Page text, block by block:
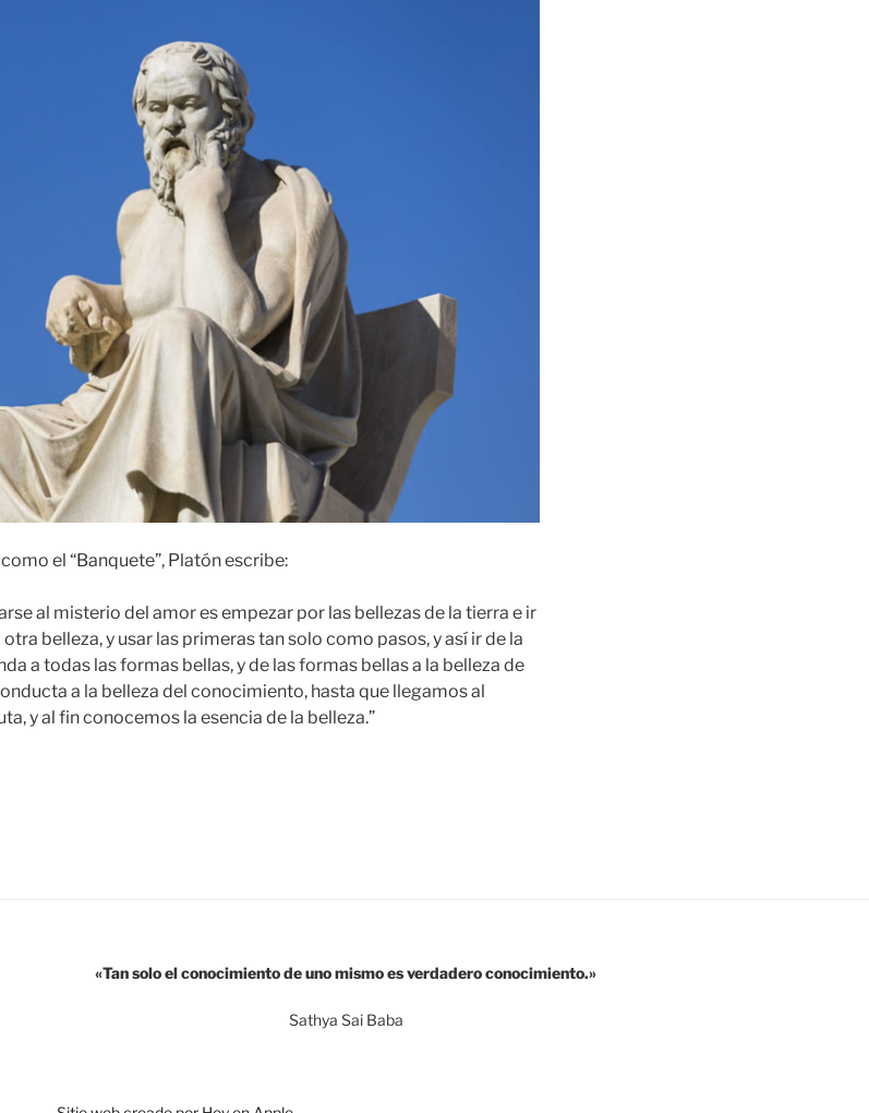
el “Banquete”, Platón escribe:
al misterio del amor es empezar por las bellezas de la tierra e ir
belleza, y usar las primeras tan solo como pasos, y así ir de la
a todas las formas bellas, y de las formas bellas a la belleza de
a la belleza del conocimiento, hasta que llegamos al
y al fin conocemos la esencia de la belleza.”
«Tan solo el conocimiento de uno mismo es verdadero conocimiento.»
Sathya Sai Baba